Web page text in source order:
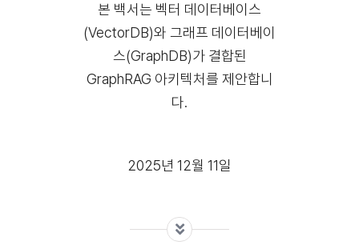
본 백서는 벡터 데이터베이스
(VectorDB)와 그래프 데이터베이
스(GraphDB)가 결합된
GraphRAG 아키텍처를 제안합니
다.
2025년 12월 11일